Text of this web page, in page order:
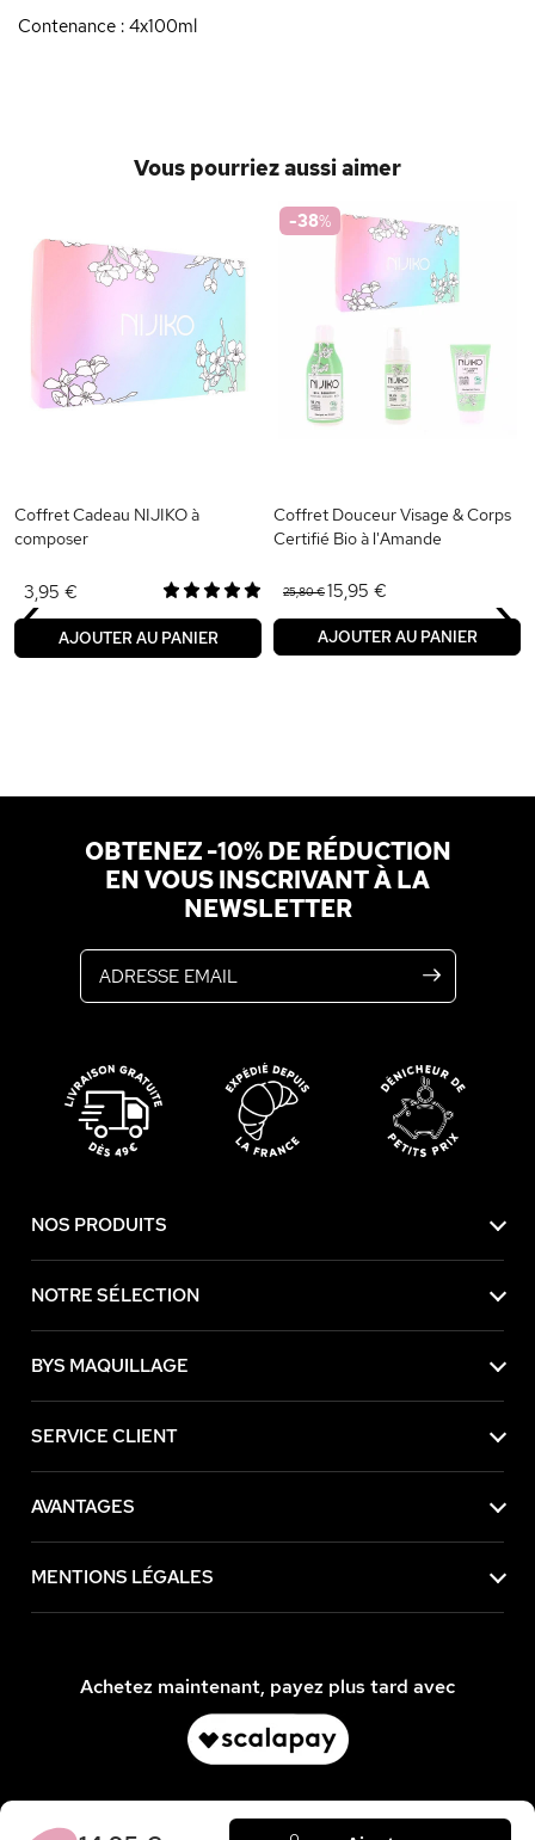
Contenance : 4x100ml
Vous pourriez aussi aimer
Coffret Cadeau NIJIKO à
composer
3,95 €
AJOUTER AU PANIER
-38%
Coffret Douceur Visage & Corps
Certifié Bio à l'Amande
25,80 €15,95 €
AJOUTER AU PANIER
‹ ›
OBTENEZ -10% DE RÉDUCTION
EN VOUS INSCRIVANT À LA
NEWSLETTER
NOS PRODUITS
NOTRE SÉLECTION
BYS MAQUILLAGE
SERVICE CLIENT
AVANTAGES
MENTIONS LÉGALES
Achetez maintenant, payez plus tard avec